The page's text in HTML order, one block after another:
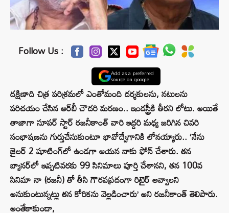
Follow Us :
Add as a preferred
source on google
దక్షిణాది చిత్ర పరిశ్రమలో ఎంతోమంది దర్శకులను, నటులను
పరిచయం చేసిన ఆర్‌బీ చౌదరి మరణం.. ఇండస్ట్రీకి తీరని లోటు. అయితే
తాజాగా సూపర్ స్టార్ రజనీకాంత్ వారి ఇద్దరి మధ్య జరిగిన చివరి
సంభాషణను గుర్తుచేసుకుంటూ భావోద్వేగానికి లోనయ్యారు.. ‘నేను
జైలర్ 2 షూటింగ్‌లో ఉండగా ఆయన నాకు ఫోన్ చేశారు. తన
బ్యానర్‌లో ఇప్పటివరకు 99 సినిమాలు పూర్తి చేశానని, తన 100వ
సినిమా నా (రజనీ) తో తీసి గౌరవప్రదంగా రిటైర్ అవ్వాలని
అనుకుంటున్నట్లు తన కోరికను వెల్లడించారు’ అని రజనీకాంత్ తెలిపారు.
అంతేకాకుండా,